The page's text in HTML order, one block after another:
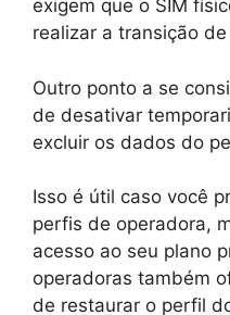
exigem que o SIM
realizar a transição
Outro ponto a se
de desativar
excluir os dados do
Isso é útil caso você
perfis de operadora,
acesso ao seu plano
operadoras também
de restaurar o perfil